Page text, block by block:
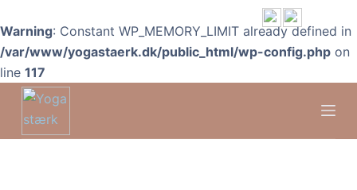
Warning: Constant WP_MEMORY_LIMIT already defined in
/var/www/yogastaerk.dk/public_html/wp-config.php on
line 117
k
i
p
c